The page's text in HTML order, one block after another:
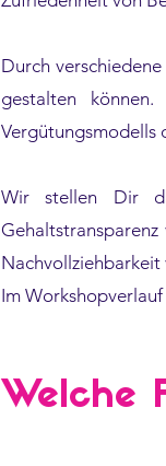
Durch
gestalten
Vergütungsmodells
Wir stellen Dir
Nachvollziehbarkeit
Im
Welche